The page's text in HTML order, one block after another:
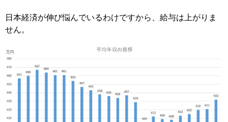
日本経済が伸び悩んでいるわけですから、給与は上がりま
せん。